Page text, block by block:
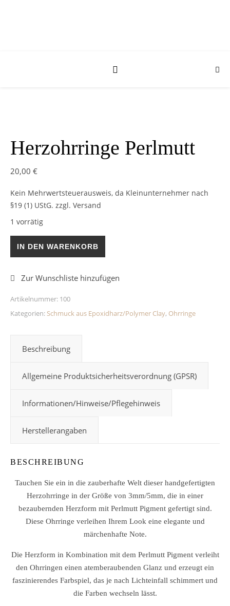
Herzohrringe Perlmutt
20,00 €
Kein Mehrwertsteuerausweis, da Kleinunternehmer nach
§19 (1) UStG. zzgl. Versand
1 vorrätig
Herzohrringe Perlmutt Menge
IN DEN WARENKORB
Artikelnummer: 100
Kategorien: Schmuck aus Epoxidharz/Polymer Clay, Ohrringe
Beschreibung
Allgemeine Produktsicherheitsverordnung (GPSR)
Informationen/Hinweise/Pflegehinweis
Herstellerangaben
BESCHREIBUNG
Tauchen Sie ein in die zauberhafte Welt dieser handgefertigten
Herzohrringe in der Größe von 3mm/5mm, die in einer
bezaubernden Herzform mit Perlmutt Pigment gefertigt sind.
Diese Ohrringe verleihen Ihrem Look eine elegante und
märchenhafte Note.
Die Herzform in Kombination mit dem Perlmutt Pigment verleiht
den Ohrringen einen atemberaubenden Glanz und erzeugt ein
faszinierendes Farbspiel, das je nach Lichteinfall schimmert und
die Farben wechseln lässt.